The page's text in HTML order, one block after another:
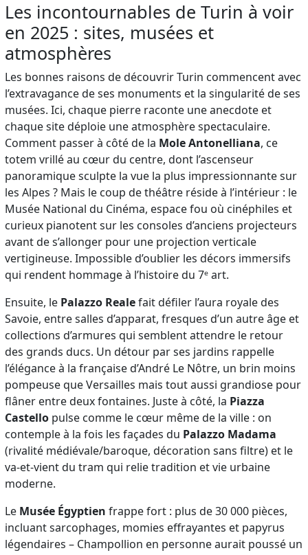
Les incontournables de Turin à voir
en 2025 : sites, musées et
atmosphères
Les bonnes raisons de découvrir Turin commencent avec
l’extravagance de ses monuments et la singularité de ses
musées. Ici, chaque pierre raconte une anecdote et
chaque site déploie une atmosphère spectaculaire.
Comment passer à côté de la Mole Antonelliana, ce
totem vrillé au cœur du centre, dont l’ascenseur
panoramique sculpte la vue la plus impressionnante sur
les Alpes ? Mais le coup de théâtre réside à l’intérieur : le
Musée National du Cinéma, espace fou où cinéphiles et
curieux pianotent sur les consoles d’anciens projecteurs
avant de s’allonger pour une projection verticale
vertigineuse. Impossible d’oublier les décors immersifs
qui rendent hommage à l’histoire du 7ᵉ art.
Ensuite, le Palazzo Realefait défiler l’aura royale des
Savoie, entre salles d’apparat, fresques d’un autre âge et
collections d’armures qui semblent attendre le retour
des grands ducs. Un détour par ses jardins rappelle
l’élégance à la française d’André Le Nôtre, un brin moins
pompeuse que Versailles mais tout aussi grandiose pour
flâner entre deux fontaines. Juste à côté, la Piazza
Castello pulse comme le cœur même de la ville : on
contemple à la fois les façades du Palazzo Madama
(rivalité médiévale/baroque, décoration sans filtre) et le
va-et-vient du tram qui relie tradition et vie urbaine
moderne.
Le Musée Égyptien frappe fort : plus de 30 000 pièces,
incluant sarcophages, momies effrayantes et papyrus
légendaires – Champollion en personne aurait poussé un